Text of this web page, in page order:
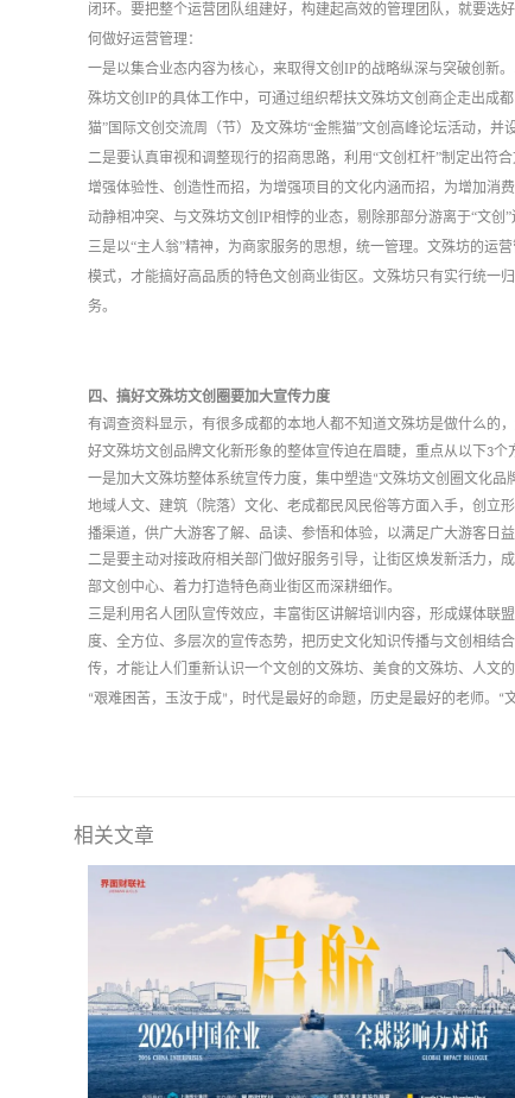
闭环。要把整个运营团队组建好，构建起高效的管理团队，就要选
何做好运营管理：
一是以集合业态内容为核心，来取得文创IP的战略纵深与突破创新
殊坊文创IP的具体工作中，可通过组织帮扶文殊坊文创商企走出成
猫”国际文创交流周（节）及文殊坊“金熊猫”文创高峰论坛活动，
二是要认真审视和调整现行的招商思路，利用“文创杠杆”制定出符
增强体验性、创造性而招，为增强项目的文化内涵而招，为增加消
动静相冲突、与文殊坊文创IP相悖的业态，剔除那部分游离于“文创
三是以“主人翁”精神，为商家服务的思想，统一管理。文殊坊的运
模式，才能搞好高品质的特色文创商业街区。文殊坊只有实行统一
务。
四、搞好文殊坊文创圈要加大宣传力度
有调查资料显示，有很多成都的本地人都不知道文殊坊是做什么的
好文殊坊文创品牌文化新形象的整体宣传迫在眉睫，重点从以下3个
一是加大文殊坊整体系统宣传力度，集中塑造“文殊坊文创圈文化品
地域人文、建筑（院落）文化、老成都民风民俗等方面入手，创立
播渠道，供广大游客了解、品读、参悟和体验，以满足广大游客日
二是要主动对接政府相关部门做好服务引导，让街区焕发新活力，
部文创中心、着力打造特色商业街区而深耕细作。
三是利用名人团队宣传效应，丰富街区讲解培训内容，形成媒体联
度、全方位、多层次的宣传态势，把历史文化知识传播与文创相结
传，才能让人们重新认识一个文创的文殊坊、美食的文殊坊、人文
“艰难困苦，玉汝于成” ，时代是最好的命题，历史是最好的老师。 “
相关文章